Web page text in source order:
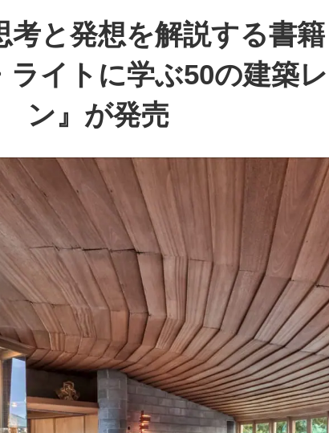
考と発想を解説する書
ライトに学ぶ50の建築
ン』が発売